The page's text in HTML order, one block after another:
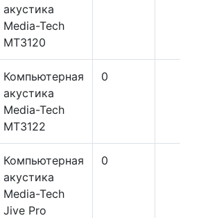
акустика
Media-Tech
MT3120
Компьютерная
акустика
Media-Tech
MT3122
0
Компьютерная
акустика
Media-Tech
Jive Pro
0